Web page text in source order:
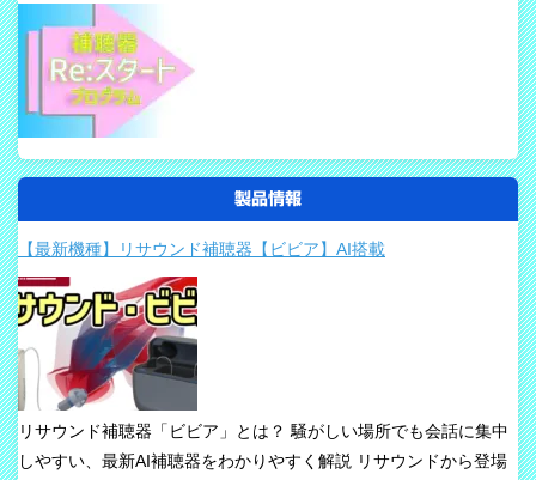
製品情報
【最新機種】リサウンド補聴器【ビビア】AI搭載
リサウンド補聴器「ビビア」とは？ 騒がしい場所でも会話に集中
しやすい、最新AI補聴器をわかりやすく解説 リサウンドから登場